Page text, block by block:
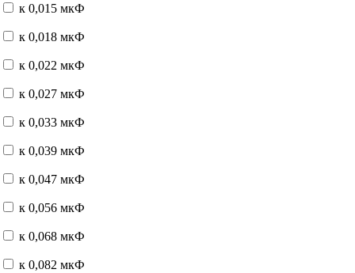
к 0,015 мкФ
к 0,018 мкФ
к 0,022 мкФ
к 0,027 мкФ
к 0,033 мкФ
к 0,039 мкФ
к 0,047 мкФ
к 0,056 мкФ
к 0,068 мкФ
к 0,082 мкФ